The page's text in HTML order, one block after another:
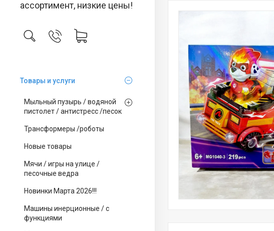
ассортимент, низкие цены!
Товары и услуги
Мыльный пузырь / водяной
пистолет / антистресс /песок
Трансформеры /роботы
Новые товары
Мячи / игры на улице /
песочные ведра
Новинки Марта 2026!!!
Машины инерционные / с
функциями